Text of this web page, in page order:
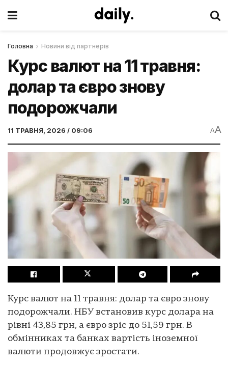
Головна Новини від партнерів
Курс валют на 11 травня:
долар та євро знову
подорожчали
11 ТРАВНЯ, 2026 / 09:06 AA
Курс валют на 11 травня: долар та євро знову
подорожчали. НБУ встановив курс долара на
рівні 43,85 грн, а євро зріс до 51,59 грн. В
обмінниках та банках вартість іноземної
валюти продовжує зростати.